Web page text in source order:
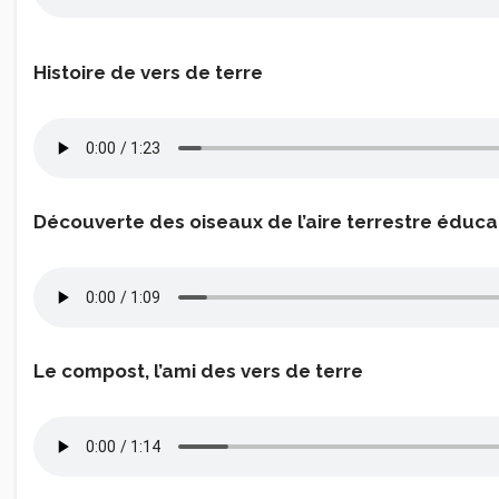
Histoire de vers de terre
Découverte des oiseaux de l’aire terrestre
Le compost, l’ami des vers de terre